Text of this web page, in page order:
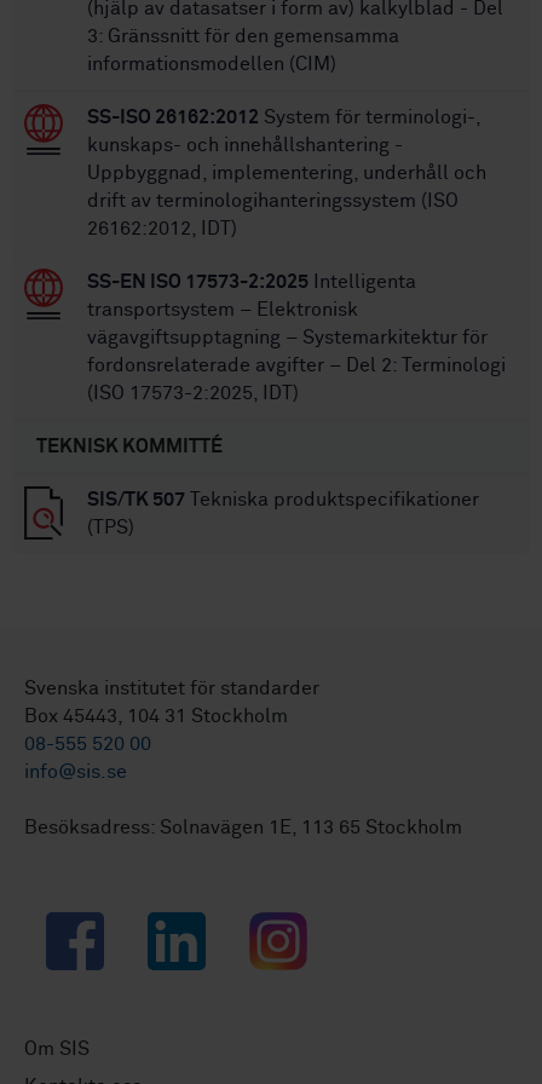
(hjälp av datasatser i form av) kalkylblad - Del
3: Gränssnitt för den gemensamma
informationsmodellen (CIM)
SS-ISO 26162:2012 System för terminologi-,
kunskaps- och innehållshantering -
Uppbyggnad, implementering, underhåll och
drift av terminologihanteringssystem (ISO
26162:2012, IDT)
SS-EN ISO 17573-2:2025 Intelligenta
transportsystem – Elektronisk
vägavgiftsupptagning – Systemarkitektur för
fordonsrelaterade avgifter – Del 2: Terminologi
(ISO 17573-2:2025, IDT)
TEKNISK KOMMITTÉ
SIS/TK 507 Tekniska produktspecifikationer
(TPS)
Svenska institutet för standarder
Box 45443, 104 31 Stockholm
08-555 520 00
info@sis.se
Besöksadress: Solnavägen 1E, 113 65 Stockholm
Facebook LinkedIn Instagram
Om SIS